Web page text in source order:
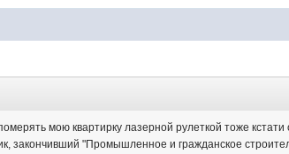
мою квартирку лазерной рулеткой тоже
закончивший "Промышленное и гражданское